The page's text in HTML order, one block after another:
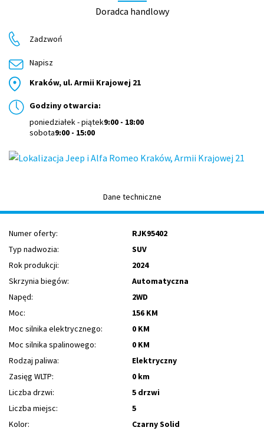
Doradca handlowy
Zadzwoń
Napisz
Kraków, ul. Armii Krajowej 21
Godziny otwarcia:
poniedziałek - piątek9:00 - 18:00
sobota9:00 - 15:00
Dane techniczne
Numer oferty:
RJK95402
Typ nadwozia:
SUV
Rok produkcji:
2024
Skrzynia biegów:
Automatyczna
Napęd:
2WD
Moc:
156 KM
Moc silnika elektrycznego:
0 KM
Moc silnika spalinowego:
0 KM
Rodzaj paliwa:
Elektryczny
Zasięg WLTP:
0 km
Liczba drzwi:
5 drzwi
Liczba miejsc:
5
Kolor:
Czarny Solid